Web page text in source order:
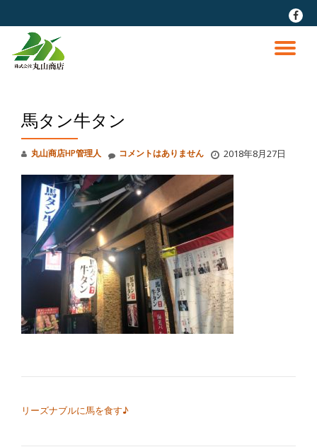
fa-
ナ
馬タン牛タン
丸山商店HP管理人 2018年8月27日
コメントはありません
リーズナブルに馬を食す♪